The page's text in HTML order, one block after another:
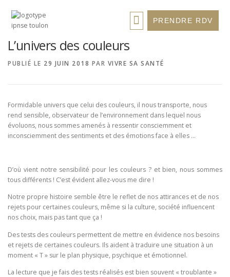
PRENDRE RDV
L’univers des couleurs
PUBLIÉ LE 29 JUIN 2018 PAR VIVRE SA SANTÉ
Formidable univers que celui des couleurs, il nous transporte, nous
rend sensible, observateur de l’environnement dans lequel nous
évoluons, nous sommes amenés à ressentir consciemment et
inconsciemment des sentiments et des émotions face à elles …
D’où vient notre sensibilité pour les couleurs ? et bien, nous sommes
tous différents ! C’est évident allez-vous me dire !
Notre propre histoire semble être le reflet de nos attirances et de nos
rejets pour certaines couleurs, même si la culture, société influencent
nos choix, mais pas tant que ça !
Des tests des couleurs permettent de mettre en évidence nos besoins
et rejets de certaines couleurs. Ils aident à traduire une situation à un
moment « T » sur le plan physique, psychique et émotionnel.
La lecture que je fais des tests réalisés est bien souvent « troublante »